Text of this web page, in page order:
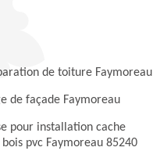
de toiture Faymoreau
de façade Faymoreau
pour installation cache
pvc Faymoreau 85240